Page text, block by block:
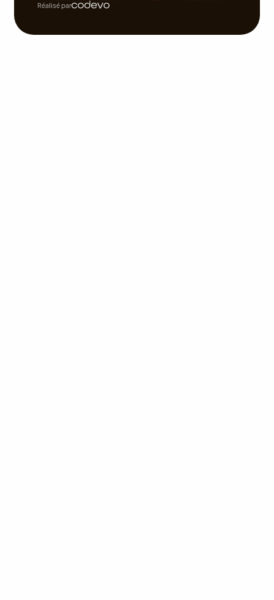
Réalisé par